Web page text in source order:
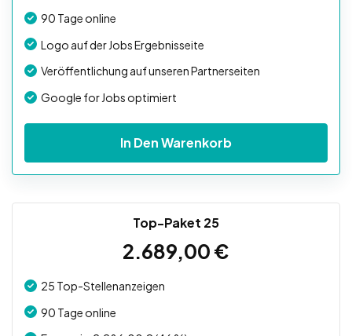
90 Tage online
Logo auf der Jobs Ergebnisseite
Veröffentlichung auf unseren Partnerseiten
Google for Jobs optimiert
In Den Warenkorb
Top-Paket 25
2.689,00€
25 Top-Stellenanzeigen
90 Tage online